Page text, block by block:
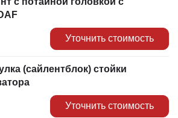
Уточнить стоимость
(сайлентблок) стойки
Уточнить стоимость